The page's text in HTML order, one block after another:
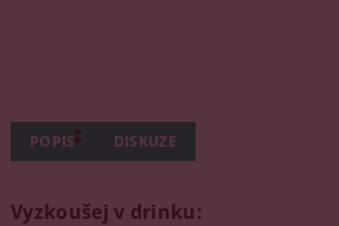
POPIS DISKUZE
Vyzkoušej v drinku: